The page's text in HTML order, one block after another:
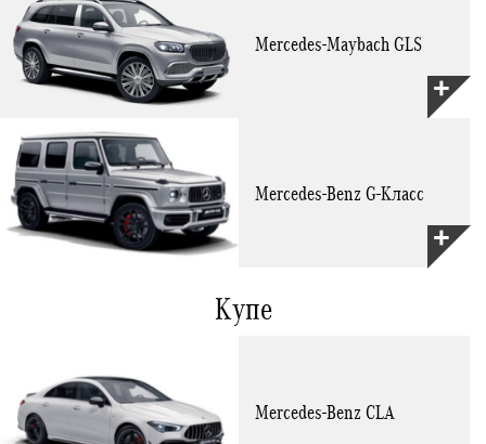
Mercedes-Maybach GLS
Mercedes-Benz G-Класс
Купе
Mercedes-Benz CLA